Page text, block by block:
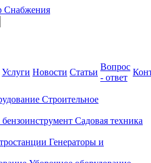
Услуги Новости Статьи
Вопрос
- ответ
Строительное
Садовая техника
Генераторы и